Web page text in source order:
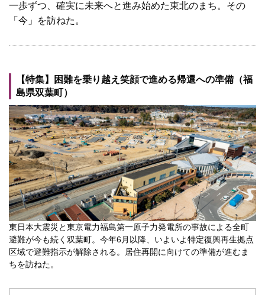
一歩ずつ、確実に未来へと進み始めた東北のまち。その
「今」を訪ねた。
【特集】困難を乗り越え笑顔で進める帰還への準備（福
島県双葉町）
東日本大震災と東京電力福島第一原子力発電所の事故による全町
避難が今も続く双葉町。今年6月以降、いよいよ特定復興再生拠点
区域で避難指示が解除される。居住再開に向けての準備が進むま
ちを訪ねた。